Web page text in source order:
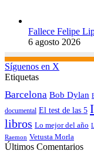
Fallece Felipe
6 agosto 2026
Síguenos en X
Etiquetas
Barcelona Bob Dylan
documental El test de las 5
libros Lo mejor del año
Raemon Vetusta Morla
Últimos Comentarios